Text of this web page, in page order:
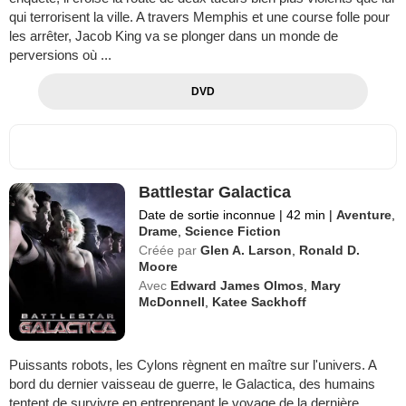
qui terrorisent la ville. A travers Memphis et une course folle pour
les arrêter, Jacob King va se plonger dans un monde de
perversions où ...
DVD
Battlestar Galactica
Date de sortie inconnue | 42 min | Aventure
Drame ,Science Fiction
Créée par Glen A. Larson
Ronald D.
Moore
Avec Edward James Olmos
Mary
McDonnell
Katee Sackhoff
Puissants robots, les Cylons règnent en maître sur l'univers. A
bord du dernier vaisseau de guerre, le Galactica, des humains
tentent de survivre en entreprenant le voyage de la dernière